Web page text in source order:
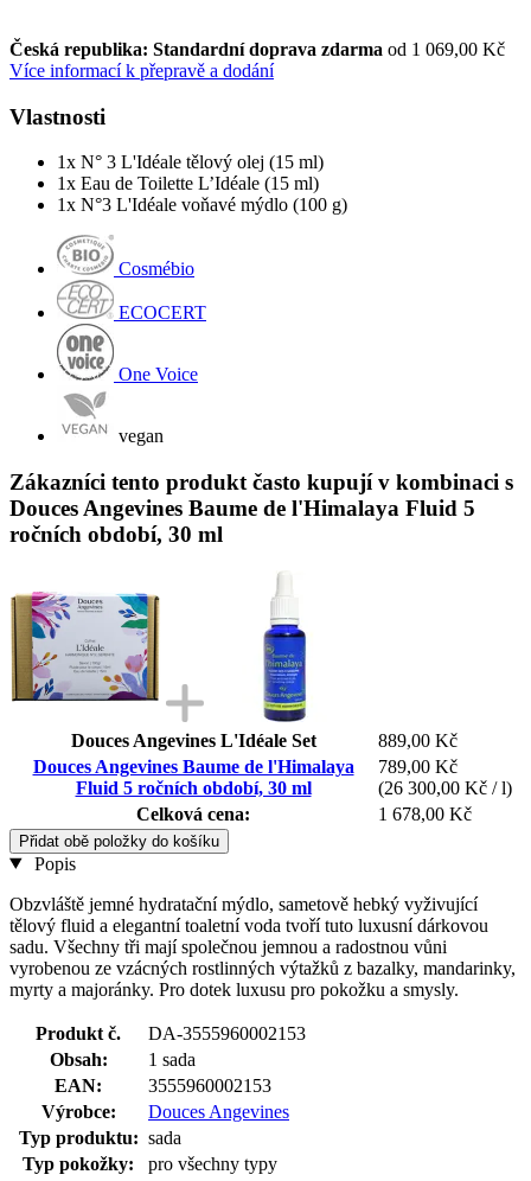
Česká republika: Standardní doprava zdarma od 1 069,00 Kč
Více informací k přepravě a dodání
Vlastnosti
1x N° 3 L'Idéale tělový olej (15 ml)
1x Eau de Toilette L’Idéale (15 ml)
1x N°3 L'Idéale voňavé mýdlo (100 g)
Cosmébio
ECOCERT
One Voice
vegan
Zákazníci tento produkt často kupují v kombinaci s
Douces Angevines Baume de l'Himalaya Fluid 5
ročních období, 30 ml
Douces Angevines L'Idéale Set
889,00 Kč
Douces Angevines Baume de l'Himalaya
Fluid 5 ročních období, 30 ml
789,00 Kč
(26 300,00 Kč / l)
Celková cena:
1 678,00 Kč
Přidat obě položky do košíku
Popis
Obzvláště jemné hydratační mýdlo, sametově hebký vyživující
tělový fluid a elegantní toaletní voda tvoří tuto luxusní dárkovou
sadu. Všechny tři mají společnou jemnou a radostnou vůni
vyrobenou ze vzácných rostlinných výtažků z bazalky, mandarinky,
myrty a majoránky. Pro dotek luxusu pro pokožku a smysly.
Produkt č.
DA-3555960002153
Obsah:
1 sada
EAN:
3555960002153
Výrobce:
Douces Angevines
Typ produktu: sada
Typ pokožky:
pro všechny typy